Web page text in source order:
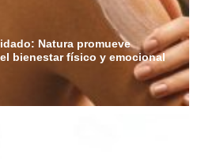
Natura promueve
bienestar físico y emocional